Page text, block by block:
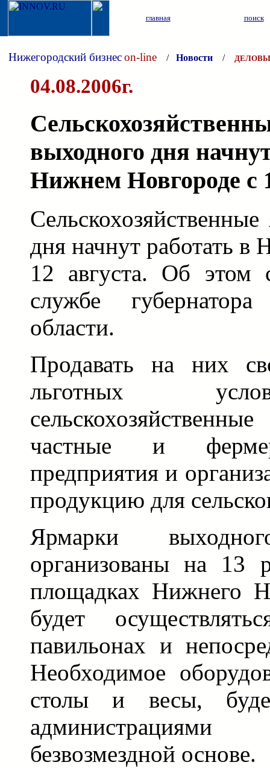
главная поиск
Нижегородский бизнесon-line / Новости /
04.08.2006г.
выходного дня
Нижнем Новгороде с
дня начнут работать
12 августа. Об этом
службе
области.
Продавать на них
льготных
частные и
предприятия и
продукцию для
Ярмарки
организованы на 13
площадках Нижнего
будет
павильонах и
Необходимое
столы и весы, будет
безвозмездной основе.